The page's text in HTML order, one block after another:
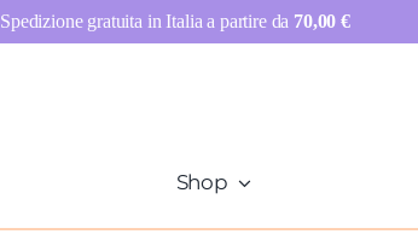
Shop
Spedizione gratuita in Italia a partire da 70,00€